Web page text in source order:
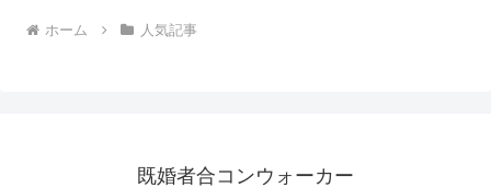
ホーム 人気記事
既婚者合コンウォーカー